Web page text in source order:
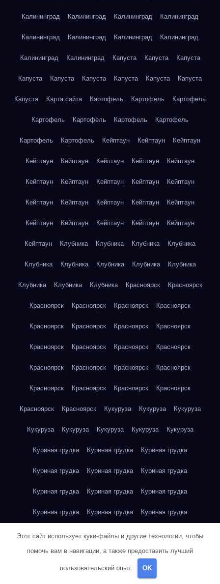
Калининград Калининград Калининград Калининград
Калининград Калининград Калининград Калининград
Калининград Калининград Капуста Капуста Капуста
Капуста Капуста Капуста Капуста Капуста Капуста
Капуста Карта сайта Картофель Картофель Картофель
Картофель Картофель Картофель Картофель
Картофель Картофель Кейптаун Кейптаун Кейптаун
Кейптаун Кейптаун Кейптаун Кейптаун Кейптаун
Кейптаун Кейптаун Кейптаун Кейптаун Кейптаун
Кейптаун Кейптаун Кейптаун Кейптаун Кейптаун
Кейптаун Кейптаун Кейптаун Кейптаун Кейптаун
Кейптаун Клубника Клубника Клубника Клубника
Клубника Клубника Клубника Клубника Клубника
Клубника Клубника Клубника Красноярск Красноярск
Красноярск Красноярск Красноярск Красноярск
Красноярск Красноярск Красноярск Красноярск
Красноярск Красноярск Красноярск Красноярск
Красноярск Красноярск Красноярск Красноярск
Красноярск Красноярск Красноярск Красноярск
Красноярск Красноярск Кукуруза Кукуруза Кукуруза
Кукуруза Кукуруза Кукуруза Кукуруза Кукуруза
Куриная грудка Куриная грудка Куриная грудка
Куриная грудка Куриная грудка Куриная грудка
Куриная грудка Куриная грудка Куриная грудка
Куриная грудка Куриная грудка Куриная грудка
Куриная грудка Куриное яйцо Куриное яйцо
Куриное яйцо Куриное яйцо Куриное яйцо Куриное яйцо
Этот сайт использует куки-файлы и другие технологии, чтобы
помочь вам в навигации, а также предоставить лучший
пользовательский опыт. OK